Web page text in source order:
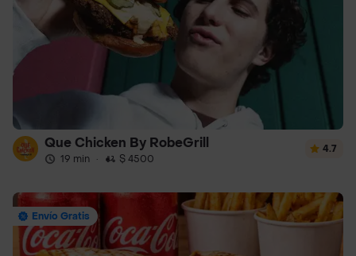
Que Chicken By RobeGrill
19 min · $ 4500
4.7
Envío Gratis